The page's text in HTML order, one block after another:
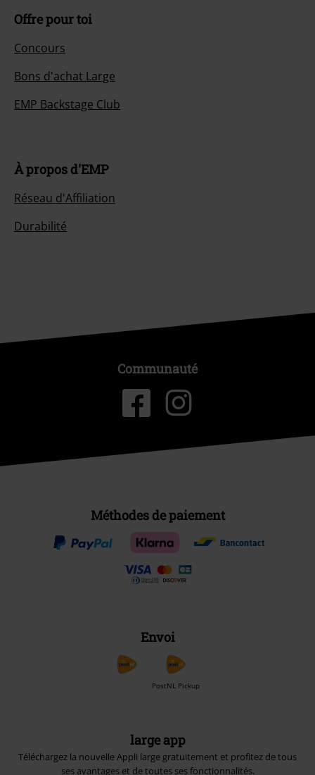
Offre pour toi
Concours
Bons d'achat Large
EMP Backstage Club
À propos d'EMP
Réseau d'Affiliation
Durabilité
Communauté
Méthodes de paiement
Envoi
PostNL Pickup
large app
Téléchargez la nouvelle Appli large gratuitement et profitez de tous
ses avantages et de toutes ses fonctionnalités.